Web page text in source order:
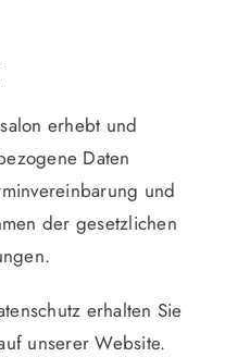
erhebt und
Daten
und
der gesetzlichen
erhalten Sie
unserer Website.